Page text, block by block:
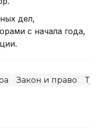
дел,
с начала года,
Закон и право